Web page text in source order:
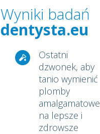
Wyniki badań
dentysta.eu
Ostatni
dzwonek, aby
tanio wymienić
plomby
amalgamatowe
na lepsze i
zdrowsze